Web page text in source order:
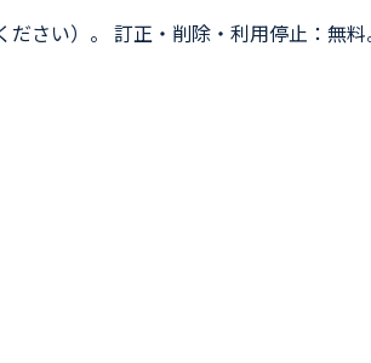
さい）。 訂正・削除・利用停止：無料